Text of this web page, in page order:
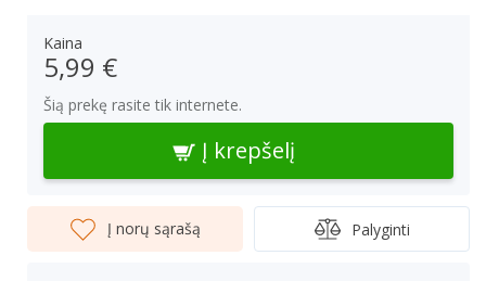
Kaina
5,99 €
Šią prekę rasite tik internete.
Į krepšelį
Į norų sąrašą Palyginti